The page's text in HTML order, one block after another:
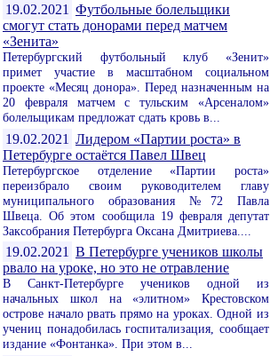
19.02.2021 Футбольные болельщики
смогут стать донорами перед матчем
«Зенита»
Петербургский футбольный клуб «Зенит»
примет участие в масштабном социальном
проекте «Месяц донора». Перед назначенным на
20 февраля матчем с тульским «Арсеналом»
болельщикам предложат сдать кровь в...
19.02.2021 Лидером «Партии роста» в
Петербурге остаётся Павел Швец
Петербургское отделение «Партии роста»
переизбрало своим руководителем главу
муниципального образования №72 Павла
Швеца. Об этом сообщила 19 февраля депутат
Заксобрания Петербурга Оксана Дмитриева....
19.02.2021 В Петербурге учеников школы
рвало на уроке, но это не отравление
В Санкт-Петербурге учеников одной из
начальных школ на «элитном» Крестовском
острове начало рвать прямо на уроках. Одной из
учениц понадобилась госпитализация, сообщает
издание «Фонтанка». При этом в...